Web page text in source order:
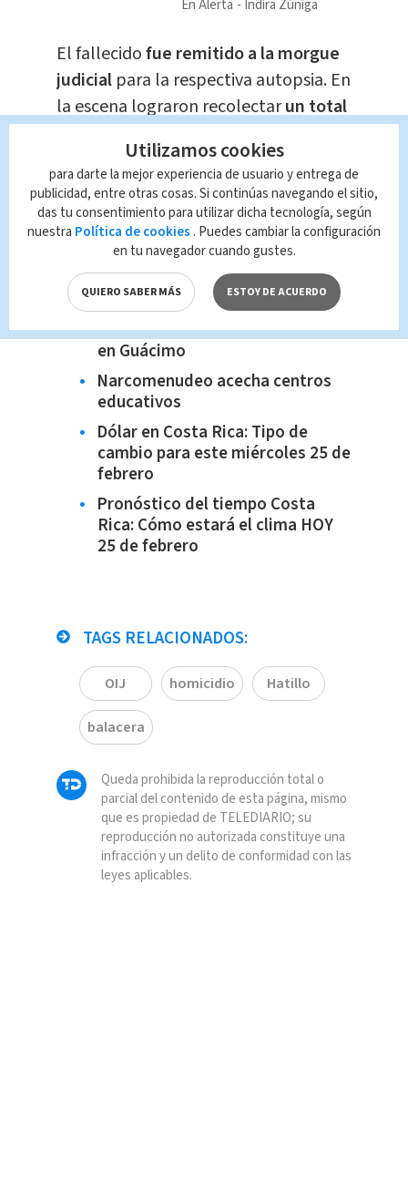
En Alerta Indira Zúñiga
El fallecidofue remitido a la morgue
judicialpara la respectiva autopsia. En
la escena lograron recolectarun total
Elcaso continúa bajo
investigaciónpara esclarecer las
circunstancias y dar conlos
responsables del ataque.
Te recomendamos:
Identifican a hombre asesinado
en Guácimo
Narcomenudeo acecha centros
educativos
Dólar en Costa Rica: Tipo de
cambio para este miércoles 25 de
febrero
Pronóstico del tiempo Costa
Rica: Cómo estará el clima HOY
25 de febrero
TAGS RELACIONADOS:
OIJ homicidio Hatillo
balacera
Queda prohibida la reproducción total o
parcial del contenido de esta página, mismo
que es propiedad de TELEDIARIO; su
reproducción no autorizada constituye una
infracción y un delito de conformidad con las
leyes aplicables.
Utilizamos cookies
para darte la mejor experiencia de usuario y entrega de
publicidad, entre otras cosas. Si continúas navegando el sitio,
das tu consentimiento para utilizar dicha tecnología, según
nuestra Política de cookies . Puedes cambiar la configuración
en tu navegador cuando gustes.
QUIERO SABER MÁS ESTOY DE ACUERDO